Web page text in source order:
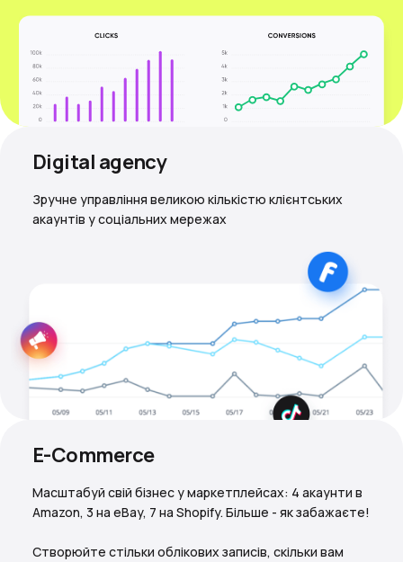
Digital agency
Зручне управління великою кількістю клієнтських
акаунтів у соціальних мережах
E-Commerce
Масштабуй свій бізнес у маркетплейсах: 4 акаунти в
Amazon, 3 на eBay, 7 на Shopify. Більше - як забажаєте!
Створюйте стільки облікових записів, скільки вам